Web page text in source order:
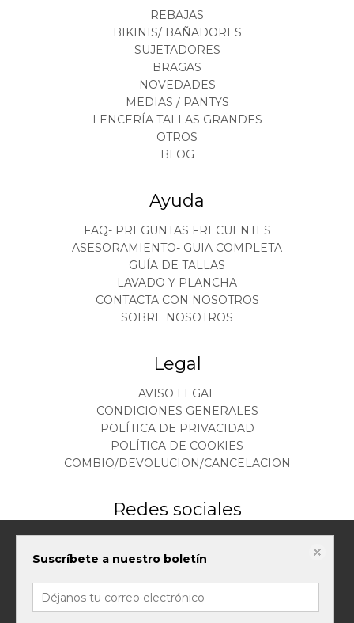
REBAJAS
BIKINIS/ BAÑADORES
SUJETADORES
BRAGAS
NOVEDADES
MEDIAS / PANTYS
LENCERÍA TALLAS GRANDES
OTROS
BLOG
Ayuda
FAQ- PREGUNTAS FRECUENTES
ASESORAMIENTO- GUIA COMPLETA
GUÍA DE TALLAS
LAVADO Y PLANCHA
CONTACTA CON NOSOTROS
SOBRE NOSOTROS
Legal
AVISO LEGAL
CONDICIONES GENERALES
POLÍTICA DE PRIVACIDAD
POLÍTICA DE COOKIES
COMBIO/DEVOLUCION/CANCELACION
Redes sociales
Este sitio web almacena datos como cookies para habilitar la funcionalidad
necesaria del sitio, incluidos análisis y personalización. Puede cambiar su
predeterminada.
política de cookies
Suscríbete a nuestro boletín